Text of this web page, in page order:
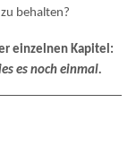
behalten?
einzelnen Kapitel:
es noch einmal.